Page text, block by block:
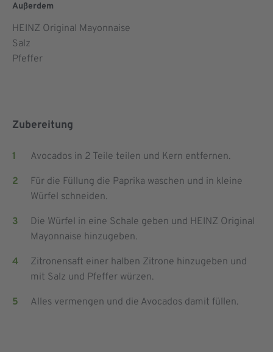
Außerdem
HEINZ Original Mayonnaise
Salz
Pfeffer
Zubereitung
Avocados in 2 Teile teilen und Kern entfernen.
Für die Füllung die Paprika waschen und in kleine
Würfel schneiden.
Die Würfel in eine Schale geben und HEINZ Original
Mayonnaise hinzugeben.
Zitronensaft einer halben Zitrone hinzugeben und
mit Salz und Pfeffer würzen.
Alles vermengen und die Avocados damit füllen.